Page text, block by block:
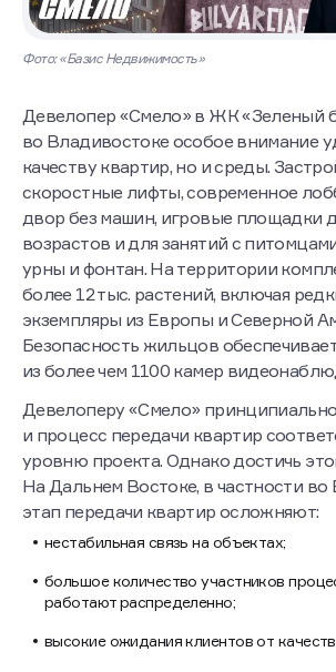
Фото: «Базис Недвижимость»
Девелопер «Смело» в ЖК «Зеленый
во Владивостоке особое внимание
качеству квартир, но и среды.
скоростные лифты, современное
двор без машин, игровые площадки
возрастов и для занятий с
урны и фонтан. На территории
более 12 тыс. растений, включая
экземпляры из Европы и Северной
Безопасность жильцов
из более чем 1100 камер
Девелоперу «Смело»
и процесс передачи квартир
уровню проекта. Однако достичь
На Дальнем Востоке, в частности во
этап передачи квартир осложняют:
нестабильная связь на объектах;
большое количество участников
работают распределенно;
высокие ожидания клиентов от